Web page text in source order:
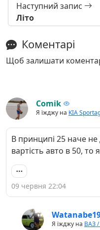
Наступний запис
Літо
Коментарі
Щоб залишати
Comik
Я їжджу на KIA
В принципі 25 наче
вартість авто в 50, то
09 червня 22:04
Я їжджу на ВАЗ /